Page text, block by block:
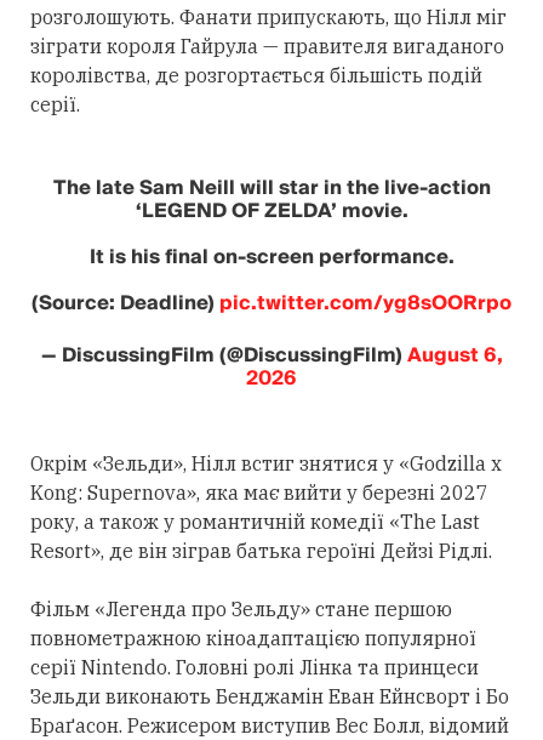
розголошують. Фанати припускають, що Нілл міг
зіграти короля Гайрула — правителя вигаданого
королівства, де розгортається більшість подій
серії.
The late Sam Neill will star in the live-action
‘LEGEND OF ZELDA’ movie.
It is his final on-screen performance.
(Source: Deadline) pic.twitter.com/yg8sOORrpo
— DiscussingFilm (@DiscussingFilm)August 6,
2026
Окрім «Зельди», Нілл встиг знятися у «Godzilla x
Kong: Supernova», яка має вийти у березні 2027
року, а також у романтичній комедії «The Last
Resort», де він зіграв батька героїні Дейзі Рідлі.
Фільм «Легенда про Зельду» стане першою
повнометражною кіноадаптацією популярної
серії Nintendo. Головні ролі Лінка та принцеси
Зельди виконають Бенджамін Еван Ейнсворт і Бо
Браґасон. Режисером виступив Вес Болл, відомий